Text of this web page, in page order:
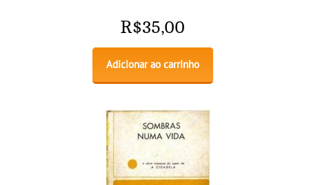
R$35,00
Adicionar ao carrinho